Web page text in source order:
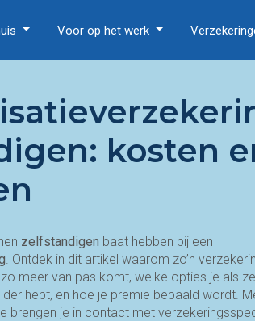
Voor op het werk
kosten
zelfstandigen baat hebben bij een
. Ontdek in dit artikel waarom zo’n
meer van pas komt, welke opties je als
hebt, en hoe je premie bepaald wordt.
brengen je in contact met